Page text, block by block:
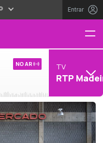
Entrar
NO AR TV
RTP